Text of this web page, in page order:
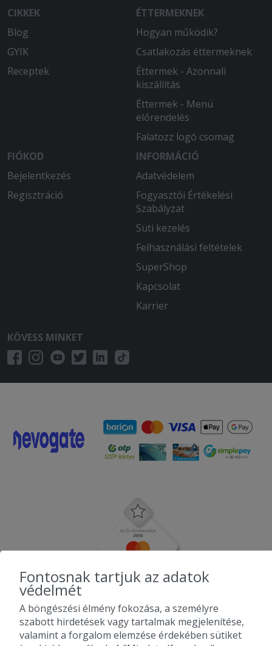
CIKKEK
Blog
GYIK
Receptek
ÉTTERMEKNEK
Hogyan működik?
Csatlakozás éttermeknek
Éttermek - Azonnali
kiszállítás
Éttermek - Menü
előrendelés
Falatozz logó csomag
FIÓKOD
Bejelentkezés
Regisztráció
INFORMÁCIÓ
Adatvédelem
Fogyasztói Értékelési
Szabályzat
Süti kezelés
Felhasználási feltételek
SuperShop
Kapcsolat
Karrier
KÖVESS MINKET
Fontosnak tartjuk az adatok
védelmét
A böngészési élmény fokozása, a személyre
szabott hirdetések vagy tartalmak megjelenítése,
valamint a forgalom elemzése érdekében sütiket